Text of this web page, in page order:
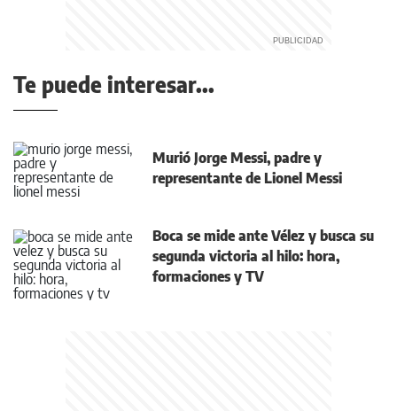
Te puede interesar...
Murió Jorge Messi, padre y
representante de Lionel Messi
Boca se mide ante Vélez y busca su
segunda victoria al hilo: hora,
formaciones y TV